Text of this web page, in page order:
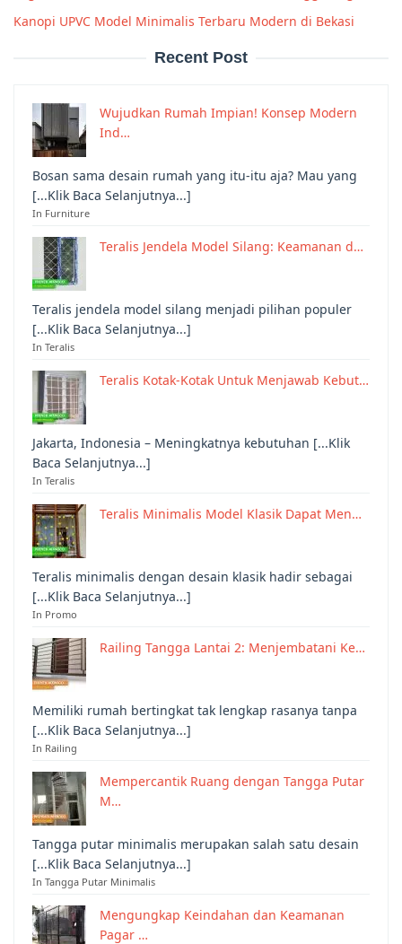
Kanopi UPVC Model Minimalis Terbaru Modern di Bekasi
Recent Post
Wujudkan Rumah Impian! Konsep Modern
Ind…
Bosan sama desain rumah yang itu-itu aja? Mau yang
[...Klik Baca Selanjutnya...]
In Furniture
Teralis Jendela Model Silang: Keamanan d…
Teralis jendela model silang menjadi pilihan populer
[...Klik Baca Selanjutnya...]
In Teralis
Teralis Kotak-Kotak Untuk Menjawab Kebut…
Jakarta, Indonesia – Meningkatnya kebutuhan [...Klik
Baca Selanjutnya...]
In Teralis
Teralis Minimalis Model Klasik Dapat Men…
Teralis minimalis dengan desain klasik hadir sebagai
[...Klik Baca Selanjutnya...]
In Promo
Railing Tangga Lantai 2: Menjembatani Ke…
Memiliki rumah bertingkat tak lengkap rasanya tanpa
[...Klik Baca Selanjutnya...]
In Railing
Mempercantik Ruang dengan Tangga Putar
M…
Tangga putar minimalis merupakan salah satu desain
[...Klik Baca Selanjutnya...]
In Tangga Putar Minimalis
Mengungkap Keindahan dan Keamanan
Pagar …